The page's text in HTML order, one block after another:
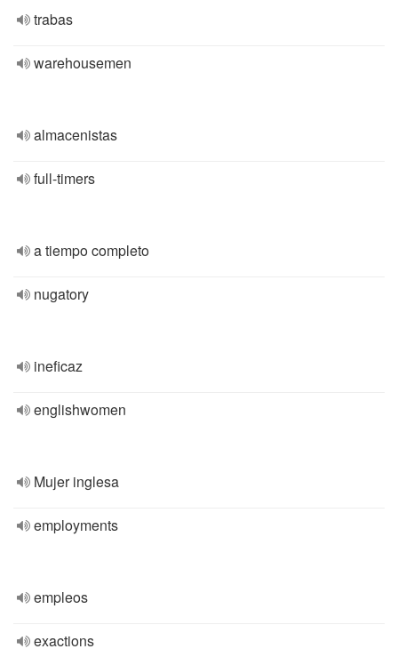
trabas
warehousemen
almacenistas
full-timers
a tiempo completo
nugatory
ineficaz
englishwomen
Mujer inglesa
employments
empleos
exactions